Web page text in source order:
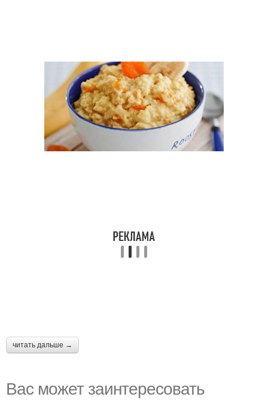
читать дальше →
Вас может заинтересовать